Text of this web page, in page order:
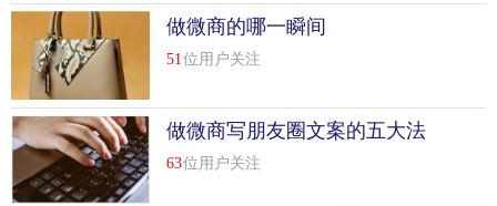
做微商的哪一瞬间
51 位用户关注
做微商写朋友圈文案的五大法
则
63位用户关注